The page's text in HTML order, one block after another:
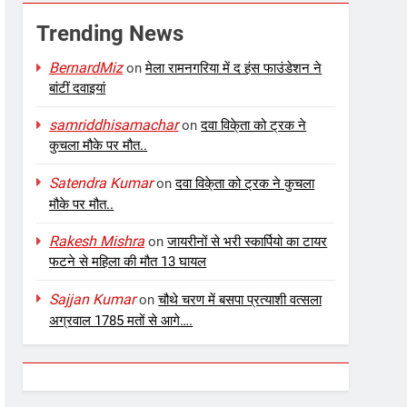
Trending News
BernardMizonमेला रामनगरिया में द हंस फाउंडेशन ने
बांटीं दवाइयां
samriddhisamacharonदवा विके्ता को ट्रक ने
कुचला मौके पर मौत..
Satendra Kumaronदवा विके्ता को ट्रक ने कुचला
मौके पर मौत..
Rakesh Mishra onजायरीनों से भरी स्कार्पियो का टायर
फटने से महिला की मौत 13 घायल
Sajjan Kumaronचौथे चरण में बसपा प्रत्याशी वत्सला
अग्रवाल 1785 मतों से आगे….